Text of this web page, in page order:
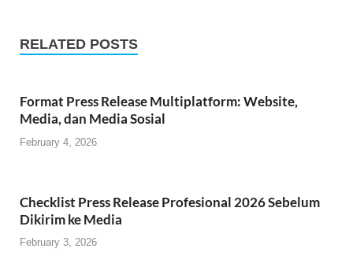
RELATED POSTS
Format Press Release Multiplatform: Website,
Media, dan Media Sosial
February 4, 2026
Checklist Press Release Profesional 2026 Sebelum
Dikirim ke Media
February 3, 2026